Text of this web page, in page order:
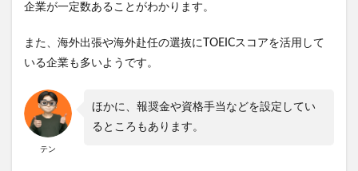
企業が一定数あることがわかります。
また、海外出張や海外赴任の選抜にTOEICスコアを活用して
いる企業も多いようです。
テン
ほかに、報奨金や資格手当などを設定してい
るところもあります。